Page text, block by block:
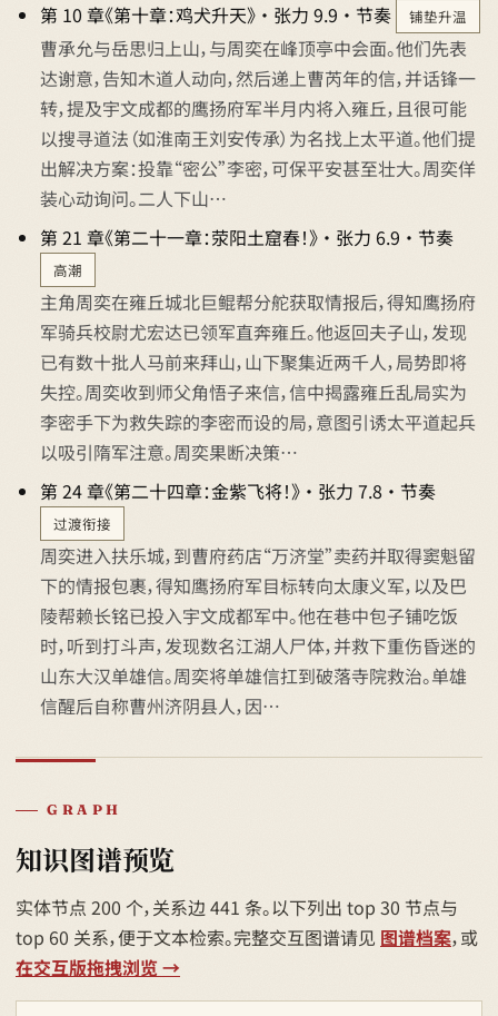
第 10 章《第十章：鸡犬升天》 · 张力 9.9 · 节奏
铺垫升温
曹承允与岳思归上山，与周奕在峰顶亭中会面。他们先表
达谢意，告知木道人动向，然后递上曹芮年的信，并话锋一
转，提及宇文成都的鹰扬府军半月内将入雍丘，且很可能
以搜寻道法（如淮南王刘安传承）为名找上太平道。他们提
出解决方案：投靠“密公”李密，可保平安甚至壮大。周奕佯
装心动询问。二人下山…
第 21 章《第二十一章：荥阳土窟春！》 · 张力 6.9 · 节奏
高潮
主角周奕在雍丘城北巨鲲帮分舵获取情报后，得知鹰扬府
军骑兵校尉尤宏达已领军直奔雍丘。他返回夫子山，发现
已有数十批人马前来拜山，山下聚集近两千人，局势即将
失控。周奕收到师父角悟子来信，信中揭露雍丘乱局实为
李密手下为救失踪的李密而设的局，意图引诱太平道起兵
以吸引隋军注意。周奕果断决策…
第 24 章《第二十四章：金紫飞将！》 · 张力 7.8 · 节奏
过渡衔接
周奕进入扶乐城，到曹府药店“万济堂”卖药并取得窦魁留
下的情报包裹，得知鹰扬府军目标转向太康义军，以及巴
陵帮赖长铭已投入宇文成都军中。他在巷中包子铺吃饭
时，听到打斗声，发现数名江湖人尸体，并救下重伤昏迷的
山东大汉单雄信。周奕将单雄信扛到破落寺院救治。单雄
信醒后自称曹州济阴县人，因…
GRAPH
知识图谱预览
实体节点 200 个，关系边 441 条。以下列出 top 30 节点与
top 60 关系，便于文本检索。完整交互图谱请见 图谱档案，或
在交互版拖拽浏览 →